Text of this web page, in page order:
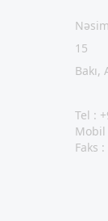
15
Bakı,
Tel :
Mobil
Faks